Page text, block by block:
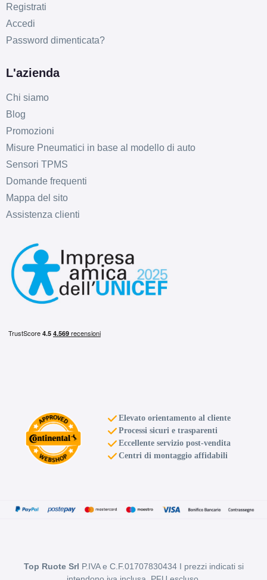
D B
D B
D B 70 db
Registrati
Accedi
Password dimenticata?
L'azienda
Chi siamo
Blog
Promozioni
Misure Pneumatici in base al modello di auto
Sensori TPMS
Domande frequenti
Mappa del sito
Assistenza clienti
Elevato orientamento al cliente
Processi sicuri e trasparenti
Eccellente servizio post-vendita
Centri di montaggio affidabili
Top Ruote Srl P.IVA e C.F.01707830434 I prezzi indicati si